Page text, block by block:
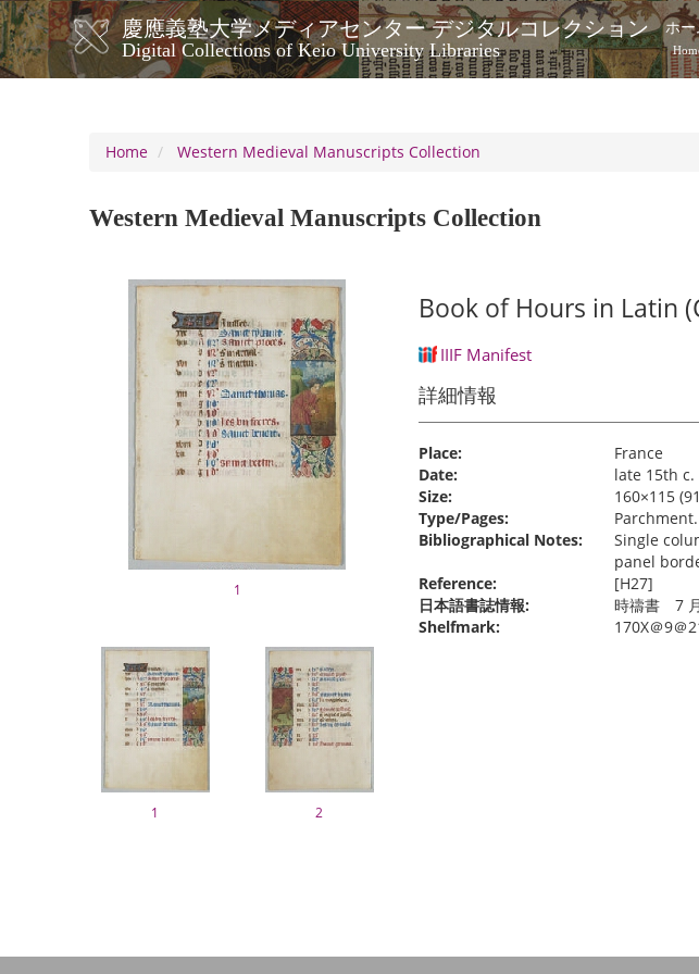
Skip
to
main
content
慶應義塾大学メディアセンター デジタルコレクション
Digital Collections of Keio University Libraries
メ
イ
ビ
シ
ホー
Home
Western Medieval Manuscripts Collection
Western Medieval Manuscripts Collection
1
1 2
Book of Hours in Latin
IIIF Manifest
詳細情報
Place:
France
Date:
late 15th c.
Size:
160×115
Type/Pages:
Bibliographical Notes:
Single
panel
Reference:
[H27]
日本語書誌情報:
時禱書 7
Shelfmark:
170X＠9＠